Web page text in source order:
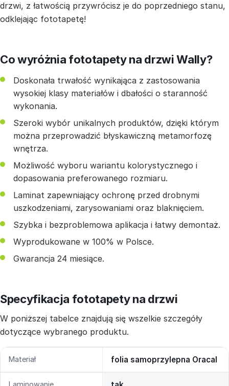
drzwi, z łatwością przywrócisz je do poprzedniego stanu,
odklejając fototapetę!
Co wyróżnia fototapety na drzwi Wally?
Doskonała trwałość wynikająca z zastosowania
wysokiej klasy materiałów i dbałości o staranność
wykonania.
Szeroki wybór unikalnych produktów, dzięki którym
można przeprowadzić błyskawiczną metamorfozę
wnętrza.
Możliwość wyboru wariantu kolorystycznego i
dopasowania preferowanego rozmiaru.
Laminat zapewniający ochronę przed drobnymi
uszkodzeniami, zarysowaniami oraz blaknięciem.
Szybka i bezproblemowa aplikacja i łatwy demontaż.
Wyprodukowane w 100% w Polsce.
Gwarancja 24 miesiące.
Specyfikacja fototapety na drzwi
W poniższej tabelce znajdują się wszelkie szczegóły
dotyczące wybranego produktu.
Materiał folia samoprzylepna Oracal
Laminowanie